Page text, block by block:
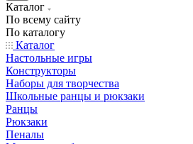
Каталог
По всему сайту
По каталогу
Каталог
Настольные игры
Конструкторы
Наборы для творчества
Школьные ранцы и рюкзаки
Ранцы
Рюкзаки
Пеналы